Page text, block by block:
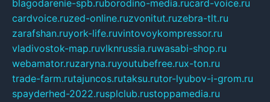
blagodarenie-spb.ruborodino-media.rucard-voice.ru
cardvoice.ruzed-online.ruzvonitut.ruzebra-tlt.ru
zarafshan.ruyork-life.ruvintovoykompressor.ru
vladivostok-map.ruvlknrussia.ruwasabi-shop.ru
webamator.ruzaryna.ruyoutubefree.rux-ton.ru
trade-farm.rutajuncos.rutaksu.rutor-lyubov-i-grom.ru
spayderhed-2022.rusplclub.rustoppamedia.ru